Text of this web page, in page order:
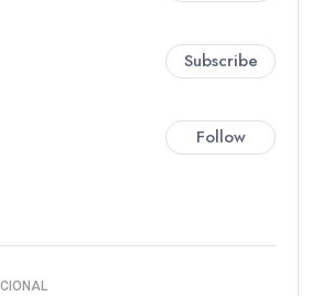
Subscribe
Follow